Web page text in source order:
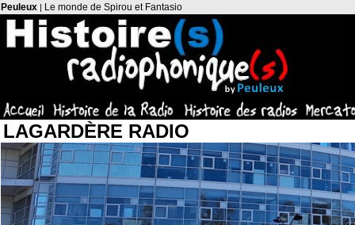
Peuleux | Le monde de Spirou et Fantasio
LAGARDÈRE RADIO